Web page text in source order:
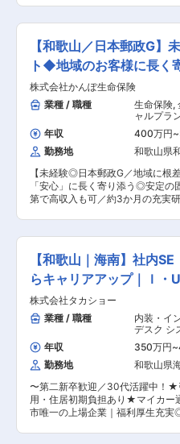
れ、キャリアアップを目指せるポ
デザインから設計開発、製造、販
手掛けています。自社製品が街中
際に使用される様子を間近で感じ
演出で人の心を彩る」というビジ
方創生や地域活性化につながるイ
企画運営にも取り組んでいます。 変更の範囲：会
理全体を担っていただきます。リ
て現場を支えるポジションです。 ■具体的な業務
内容： ・外部工場からの入荷品
灯確認などの検品 ・他スタッフ
業サポート ・部材準備や横持ち
材管理などの製造ラインサポート
のチェックやドライバー休暇時の
業務の特徴： ・製造そのものは
し、製造ライン全体が円滑に回る
ポートに注力していただきます。
配送フォローまで一連の流れに関
全体を見渡しながら臨機応変な対
す。 ・リーダー候補として指示出
行い、周囲と連携しながらライン
ジションです。 ■当社の特徴： 当社はエクステ
リア業界の中でも珍しい屋外照明
中やイベントで実際に使用される
じながら、「光の演出で人の心を
ジョンのもと、地方創生や地域活
イルミネーション企画運営にも取
す。 変更の範囲：会社の定める業務
【和歌山／日本郵政G
ト◆地域のお客様に長く
9.4h
株式会社かんぽ生命保険
業種 / 職種
生命保険,
ャルプラ
当
年収 400万円~
勤務地
和歌山県
【未経験◎日本郵政G／地域に根
「安心」に長く寄り添う◎安定の
第で高収入も可／約3か月の充実
ト★子育てなどで参加が難しい方
グラムあり └配属後も班体制で、
や先輩が日常的にフォロー （2）
験で入社した社員が多数活躍中 └
務、技術職、介護職など未経験ス
多く定着・活躍中 （3）日本郵政G
心できる評価制度 └フルコミッシ
制）ではなく、安定した基本給制
に応じた報酬 └ノルマはなく上長
目標設定。売上だけでなく、お客
フターフォローなども含めて総合的に
概要： 担当エリア内のお客さまへ
ーや保険商品のご提案をお任せい
育、結婚、出産、老後など日々の
じるお悩みに対し、郵便局と一体
着のサービスを活かしながら、一
【和歌山｜海南】社内
らキャリアアップ｜Ｉ・
Ｈ程
株式会社タカショー
業種 / 職種
内装・イ
デスク シ
担当）
年収 350万円~
勤務地
和歌山県
〜第二新卒歓迎／30代活躍中！★
用・住居初期負担あり★マイカー
市唯一の上場企業｜福利厚生充実